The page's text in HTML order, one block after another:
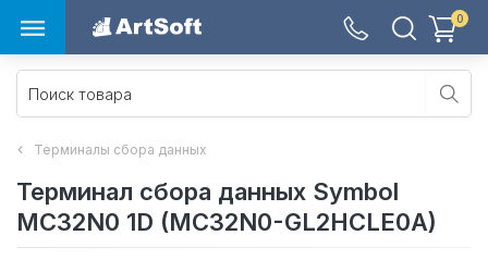
0
Терминалы сбора данных
Терминал сбора данных Symbol
MC32N0 1D (MC32N0-GL2HCLE0A)